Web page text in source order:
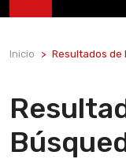
Inicio Resultados de